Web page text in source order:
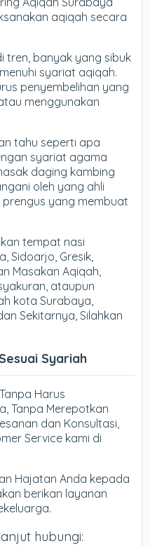
aqiqah secara
tren, banyak yang sibuk
syariat aqiqah.
penyembelihan yang
menggunakan
tahu seperti apa
syariat agama
daging kambing
oleh yang ahli
yang membuat
tempat nasi
Sidoarjo, Gresik,
Masakan Aqiqah,
ataupun
kota Surabaya,
Sekitarnya, Silahkan
Syariah
Harus
Tanpa Merepotkan
dan Konsultasi,
Service kami di
Hajatan Anda kepada
berikan layanan
hubungi: